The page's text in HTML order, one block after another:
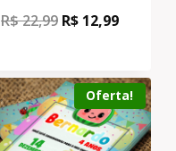
R$22,99 R$ 12,99
Oferta!